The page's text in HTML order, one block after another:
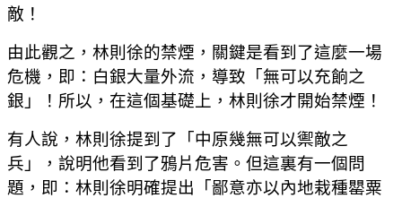
敵！
由此觀之，林則徐的禁煙，關鍵是看到了這麼一場
危機，即：白銀大量外流，導致「無可以充餉之
銀」！所以，在這個基礎上，林則徐才開始禁煙！
有人說，林則徐提到了「中原幾無可以禦敵之
兵」，說明他看到了鴉片危害。但這裏有一個問
題，即：林則徐明確提出「鄙意亦以內地栽種罌粟